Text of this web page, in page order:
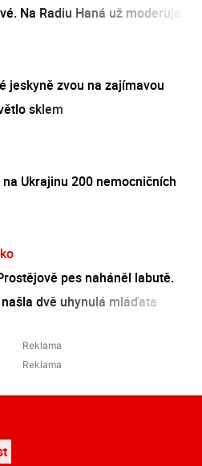
Na Radiu Haná už moderuje
jeskyně zvou na zajímavou
sklem
Ukrajinu 200 nemocničních
pes naháněl labutě.
dvě uhynulá mláďata